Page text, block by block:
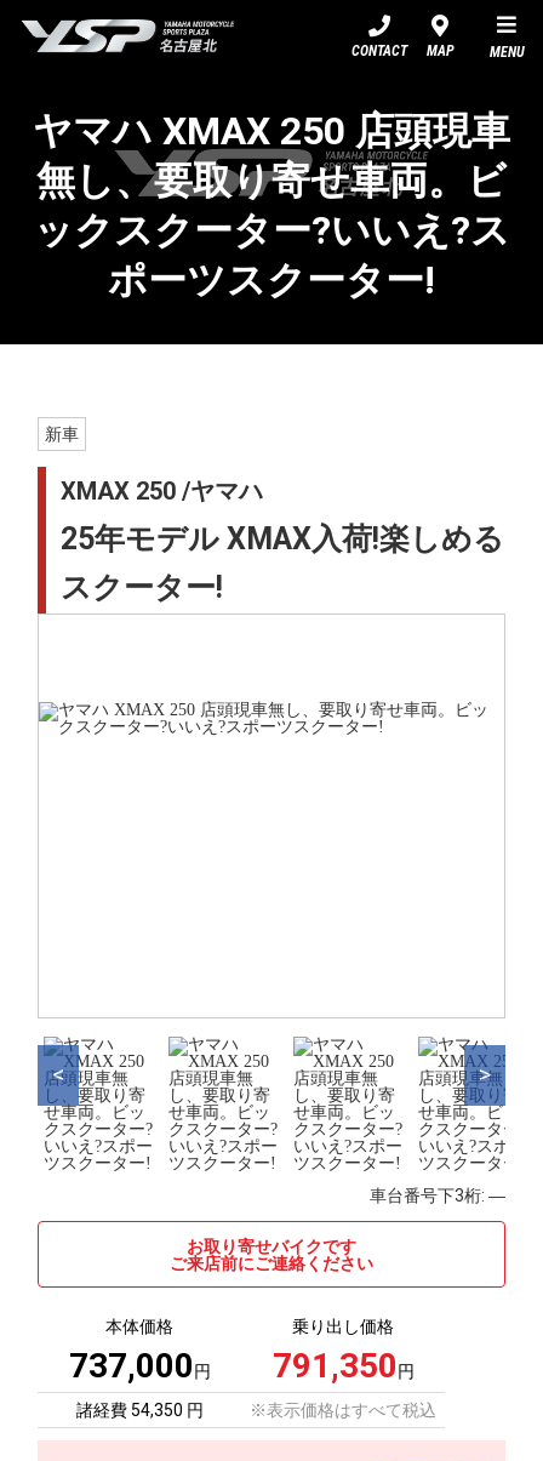
CONTACT MAP MENU
ヤマハ XMAX 250 店頭現車
無し、要取り寄せ車両。ビ
ックスクーター?いいえ?ス
ポーツスクーター!
新車
XMAX 250 /ヤマハ
25年モデル XMAX入荷!楽しめる
スクーター!
< >
車台番号下3桁: ―
お取り寄せバイクです
ご来店前にご連絡ください
本体価格 乗り出し価格
737,000円 791,350円
諸経費 54,350 円
※表示価格はすべて税込